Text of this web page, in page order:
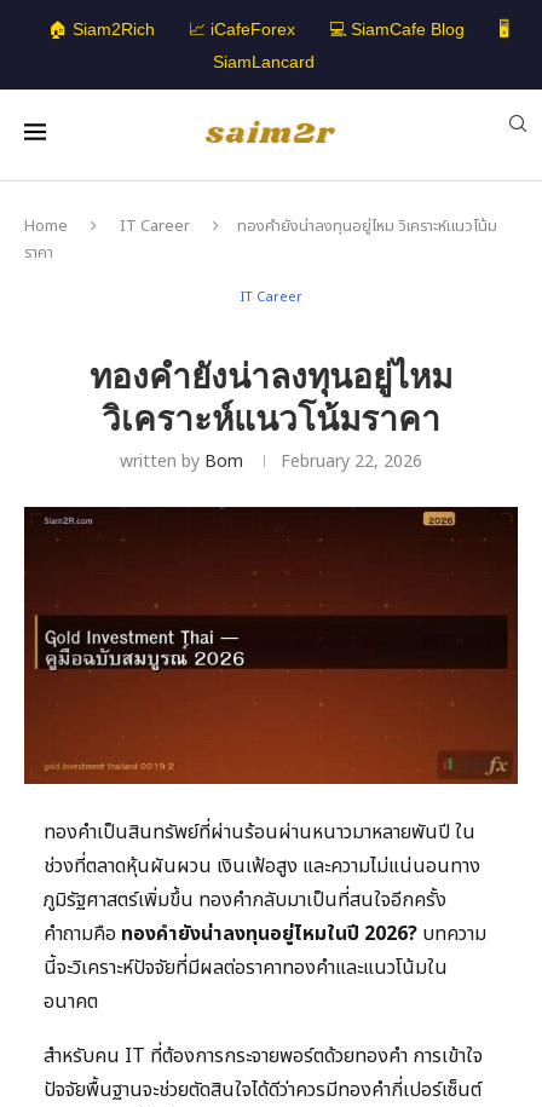
🏠 Siam2Rich 📈 iCafeForex 💻 SiamCafe Blog
🖥️
SiamLancard
Home IT Career
ทองคำยังน่าลงทุนอยู่ไหม วิเคราะห์แนวโน้ม
ราคา
IT Career
ทองคำยังน่าลงทุนอยู่ไหม
วิเคราะห์แนวโน้มราคา
written by Bom February 22, 2026
ทองคำเป็นสินทรัพย์ที่ผ่านร้อนผ่านหนาวมาหลายพันปี ใน
ช่วงที่ตลาดหุ้นผันผวน เงินเฟ้อสูง และความไม่แน่นอนทาง
ภูมิรัฐศาสตร์เพิ่มขึ้น ทองคำกลับมาเป็นที่สนใจอีกครั้ง
คำถามคือ ทองคำยังน่าลงทุนอยู่ไหมในปี 2026? บทความ
นี้จะวิเคราะห์ปัจจัยที่มีผลต่อราคาทองคำและแนวโน้มใน
อนาคต
สำหรับคน IT ที่ต้องการกระจายพอร์ตด้วยทองคำ การเข้าใจ
ปัจจัยพื้นฐานจะช่วยตัดสินใจได้ดีว่าควรมีทองคำกี่เปอร์เซ็นต์